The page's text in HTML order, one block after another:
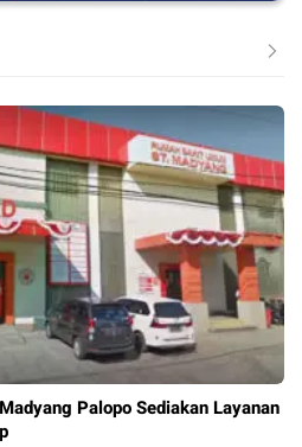
Palopo Sediakan Layanan